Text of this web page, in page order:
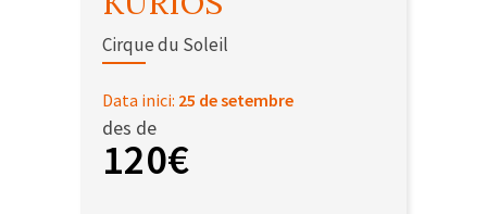
Cirque du Soleil
Data inici: 25 de setembre
des de
120€